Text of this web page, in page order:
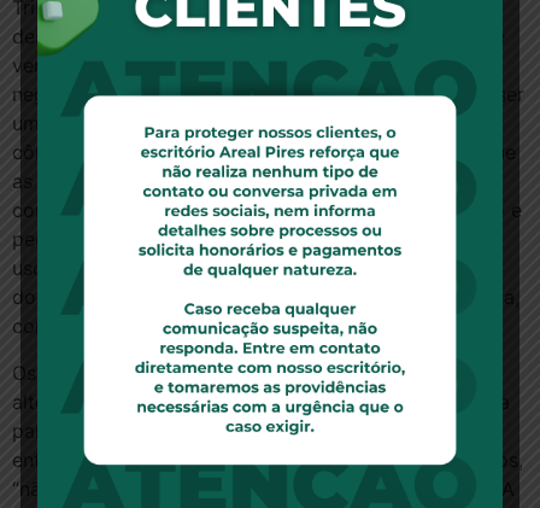
Tribunal de Justiça do Rio de Janeiro (TJ-RJ). Os
desembargadores analisaram o contrato de compra e
venda de um loft na Barra da Tijuca. O comprador, ao
negociar, queria que o empreendimento deixasse de ser
um loft e tivesse paredes com divisórias entre os
cômodos. Porém, ao ter o imóvel entregue, alegou que
as metragens não condiziam com o que ele teria
contratado e entrou na Justiça para anular o contrato e
pedir os valores pagos de volta. O contrato previa o
uso da arbitragem e, apesar de não estar em
documento separado, o consumidor assinou a cláusula,
como determina a lei.
Os magistrados consideraram que o comprador tinha
alto grau de instrução, por ser analista judiciário, vaga
para a qual é exigida formação universitária, e
entenderam que ele seria conhecedor dos seus direitos,
“não podendo alegar ignorância”, registra o acórdão. A